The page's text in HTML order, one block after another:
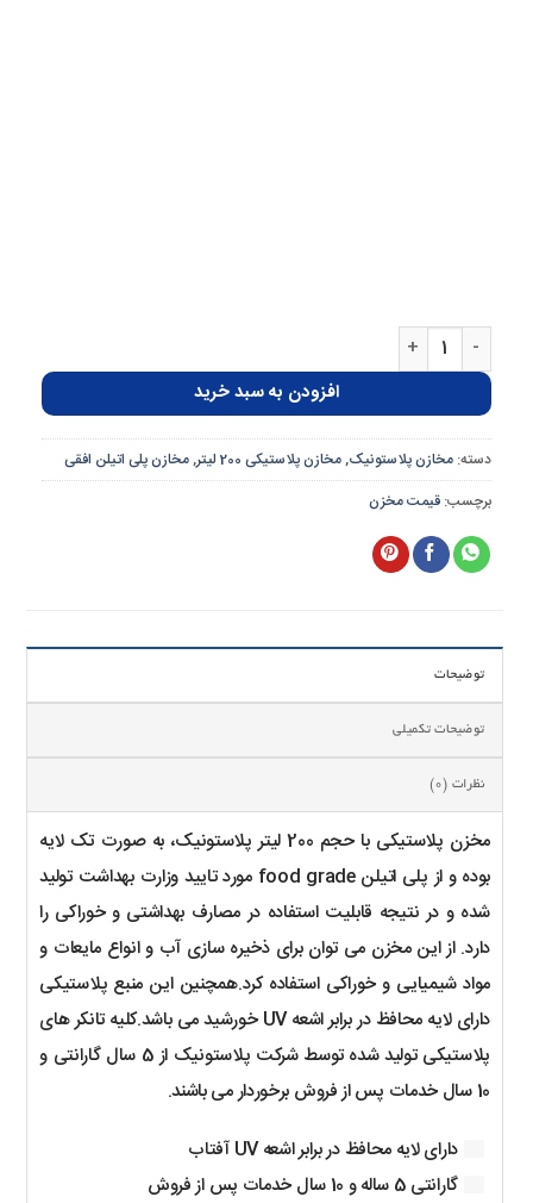
مخزن پلاستیکی 200 لیتری تک لایه افقی پلاستونیک عدد
افزودن به سبد خرید
دسته: مخازن پلاستونیک,مخازن پلاستیکی 200 لیتر ,مخازن پلی اتیلن افقی
برچسب: قیمت مخزن
توضیحات
توضیحات تکمیلی
نظرات (0)
مخزن پلاستیکی با حجم 200 لیتر پلاستونیک، به صورت تک لایه
بوده و از پلی اتیلن food grade مورد تایید وزارت بهداشت تولید
شده و در نتیجه قابلیت استفاده در مصارف بهداشتی و خوراکی را
دارد. از این مخزن می توان برای ذخیره سازی آب و انواع مایعات و
مواد شیمیایی و خوراکی استفاده کرد.همچنین این منبع پلاستیکی
دارای لایه محافظ در برابر اشعه UV خورشید می باشد.کلیه تانکر های
پلاستیکی تولید شده توسط شرکت پلاستونیک از 5 سال گارانتی و
10 سال خدمات پس از فروش برخوردار می باشند.
دارای لایه محافظ در برابر اشعه UV آفتاب
گارانتی 5 ساله و 10 سال خدمات پس از فروش